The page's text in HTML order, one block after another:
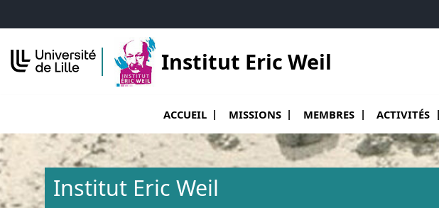
Institut Eric Weil
ACCUEIL MISSIONS MEMBRES ACTIVITÉS
Institut Eric Weil